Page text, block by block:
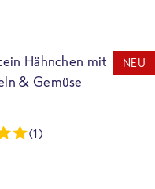
Hähnchen mit
& Gemüse
NEU
(1)